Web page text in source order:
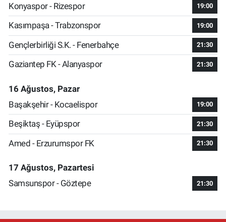
Konyaspor - Rizespor
19:00
Kasımpaşa - Trabzonspor 19:00
Gençlerbirliği S.K. - Fenerbahçe 21:30
Gaziantep FK - Alanyaspor 21:30
16 Ağustos, Pazar
Başakşehir - Kocaelispor
19:00
Beşiktaş - Eyüpspor 21:30
Amed - Erzurumspor FK 21:30
17 Ağustos, Pazartesi
Samsunspor - Göztepe
21:30